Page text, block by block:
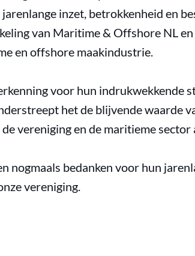
inzet, betrokkenheid en
van Maritime & Offshore NL
en offshore maakindustrie.
voor hun indrukwekkende
het de blijvende waarde
vereniging en de maritieme sector
nogmaals bedanken voor hun
vereniging.